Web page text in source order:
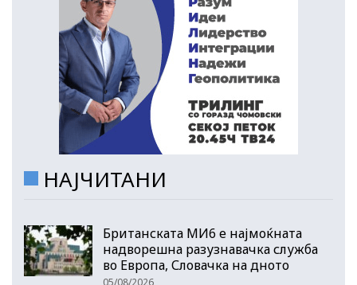
НАЈЧИТАНИ
Британската МИ6 е најмоќната
надворешна разузнавачка служба
во Европа, Словачка на дното
05/08/2026